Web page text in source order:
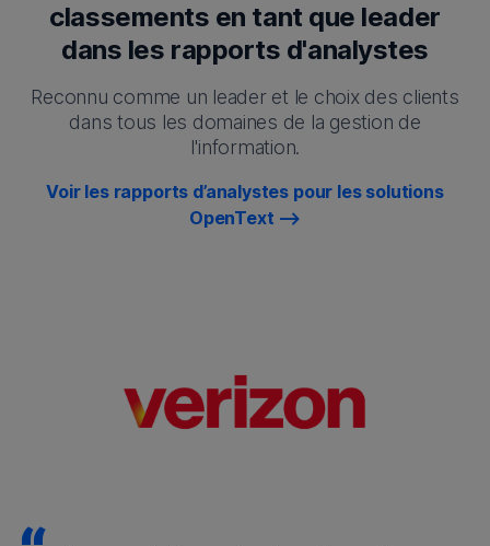
classements en tant que leader
dans les rapports d'analystes
Reconnu comme un leader et le choix des clients
dans tous les domaines de la gestion de
l'information.
Voir les rapports d’analystes pour les solutions
OpenText